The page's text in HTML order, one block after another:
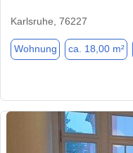
Karlsruhe, 76227
Wohnung ca. 18,00 m²